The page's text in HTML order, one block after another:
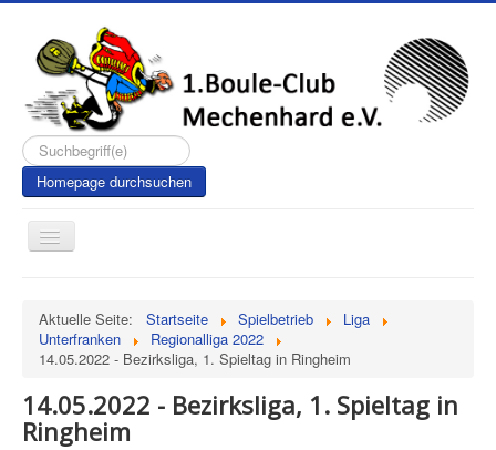
Suchen...
Homepage durchsuchen
Toggle
Navigation
Aktuelle Seite: Startseite Spielbetrieb
Liga
Unterfranken
Regionalliga 2022
14.05.2022 - Bezirksliga, 1. Spieltag in Ringheim
14.05.2022 - Bezirksliga, 1. Spieltag in
Ringheim